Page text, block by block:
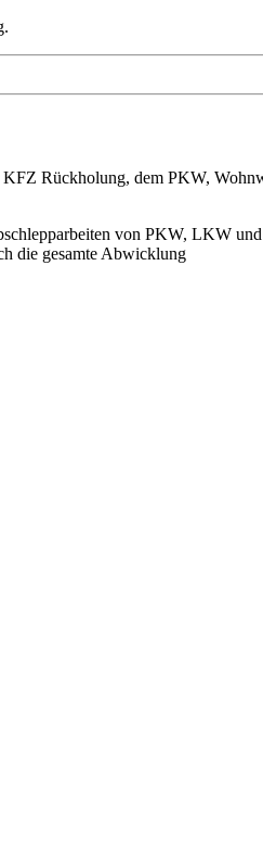
Rückholung, dem PKW,
von PKW, LKW
die gesamte Abwicklung